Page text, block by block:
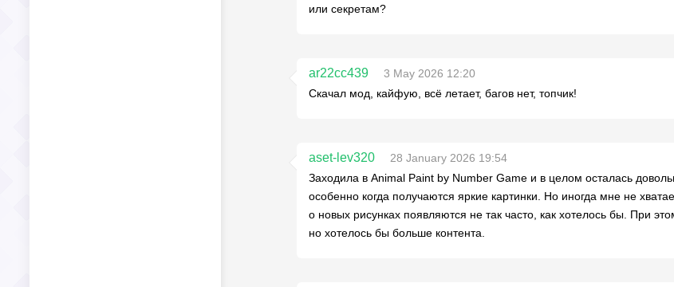
или секретам?
ar22cc439
3 May 2026 12:20
Скачал мод, кайфую, всё летает, багов нет, топчик!
aset-lev320
28 January 2026 19:54
Заходила в Animal Paint by Number Game и в целом осталась
особенно когда получаются яркие картинки. Но иногда мне не
о новых рисунках появляются не так часто, как хотелось бы. При
но хотелось бы больше контента.